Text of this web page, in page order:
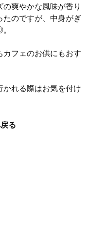
爽やかな風味が香り
たのですが、中身がぎ
フェのお供にもおす
れる際はお気を付け
る